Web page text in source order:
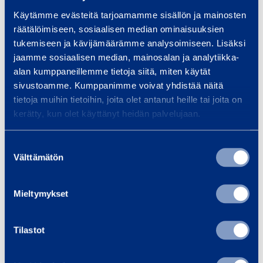
Käytämme evästeitä tarjoamamme sisällön ja mainosten
räätälöimiseen, sosiaalisen median ominaisuuksien
tukemiseen ja kävijämäärämme analysoimiseen. Lisäksi
jaamme sosiaalisen median, mainosalan ja analytiikka-
alan kumppaneillemme tietoja siitä, miten käytät
sivustoamme. Kumppanimme voivat yhdistää näitä
tietoja muihin tietoihin, joita olet antanut heille tai joita on
kerätty, kun olet käyttänyt heidän palvelujaan.
valinta
Välttämätön
Mieltymykset
Tilastot
5
2
0
k
u
o
Palvelut
muistilista
muistilistan avulla varmistat
paketti samalta kumppanilta!